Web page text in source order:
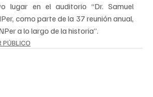
lugar en el auditorio “Dr. Samuel
como parte de la 37 reunión anual,
a lo largo de la historia”.
PÚBLICO